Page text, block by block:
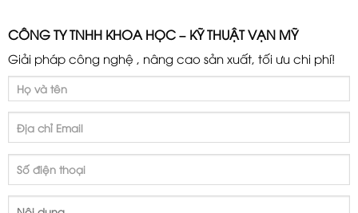
CÔNG TY TNHH KHOA HỌC – KỸ THUẬT VẠN MỸ
Giải pháp công nghệ , nâng cao sản xuất, tối ưu chi phí!